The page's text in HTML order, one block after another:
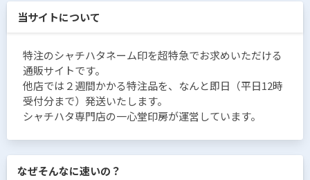
当サイトについて
特注のシャチハタネーム印を超特急でお求めいただける
通販サイトです。
他店では２週間かかる特注品を、なんと即日（平日12時
受付分まで）発送いたします。
シャチハタ専門店の一心堂印房が運営しています。
なぜそんなに速いの？